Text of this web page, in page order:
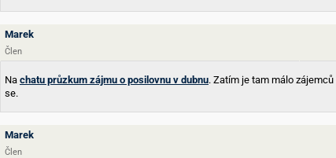
Marek
Člen
Na chatu průzkum zájmu o posilovnu v dubnu. Zatím je tam málo
se.
Marek
Člen